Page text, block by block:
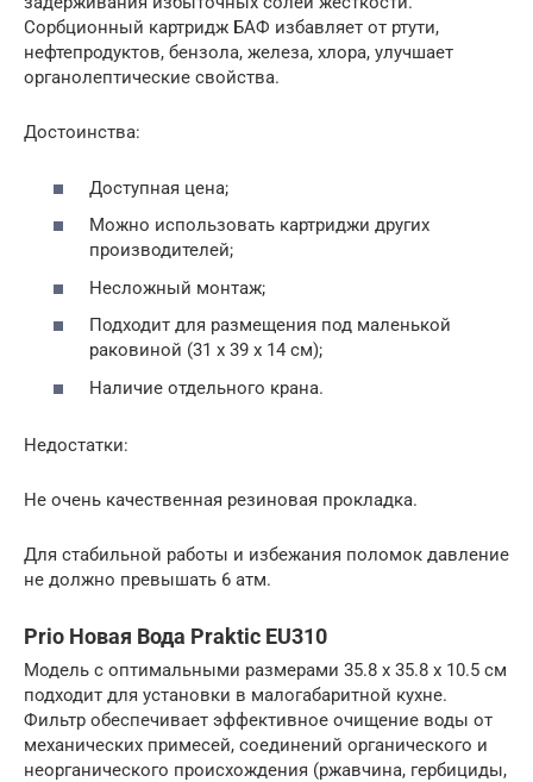
Сорбционный картридж БАФ избавляет от ртути,
нефтепродуктов, бензола, железа, хлора, улучшает
органолептические свойства.
Достоинства:
Доступная цена;
Можно использовать картриджи других
производителей;
Несложный монтаж;
Подходит для размещения под маленькой
раковиной (31 х 39 х 14 см);
Наличие отдельного крана.
Недостатки:
Не очень качественная резиновая прокладка.
Для стабильной работы и избежания поломок давление
не должно превышать 6 атм.
Prio Новая Вода Praktic EU310
Модель с оптимальными размерами 35.8 х 35.8 х 10.5 см
подходит для установки в малогабаритной кухне.
Фильтр обеспечивает эффективное очищение воды от
механических примесей, соединений органического и
неорганического происхождения (ржавчина, гербициды,